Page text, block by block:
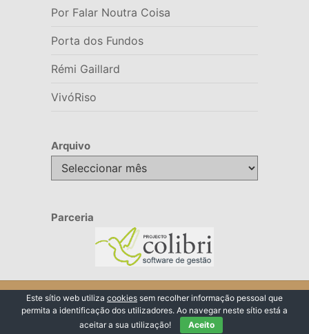
Por Falar Noutra Coisa
Porta dos Fundos
Rémi Gaillard
VivóRiso
Arquivo
Arquivo
Parceria
© 2026 VivóRiso
Voltar ao Topo ↑
Este sítio web utiliza cookies sem recolher informação pessoal que
permita a identificação dos utilizadores. Ao navegar neste sítio está a
aceitar a sua utilização!
Aceito